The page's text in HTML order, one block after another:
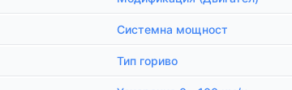
Системна мощност
Тип гориво